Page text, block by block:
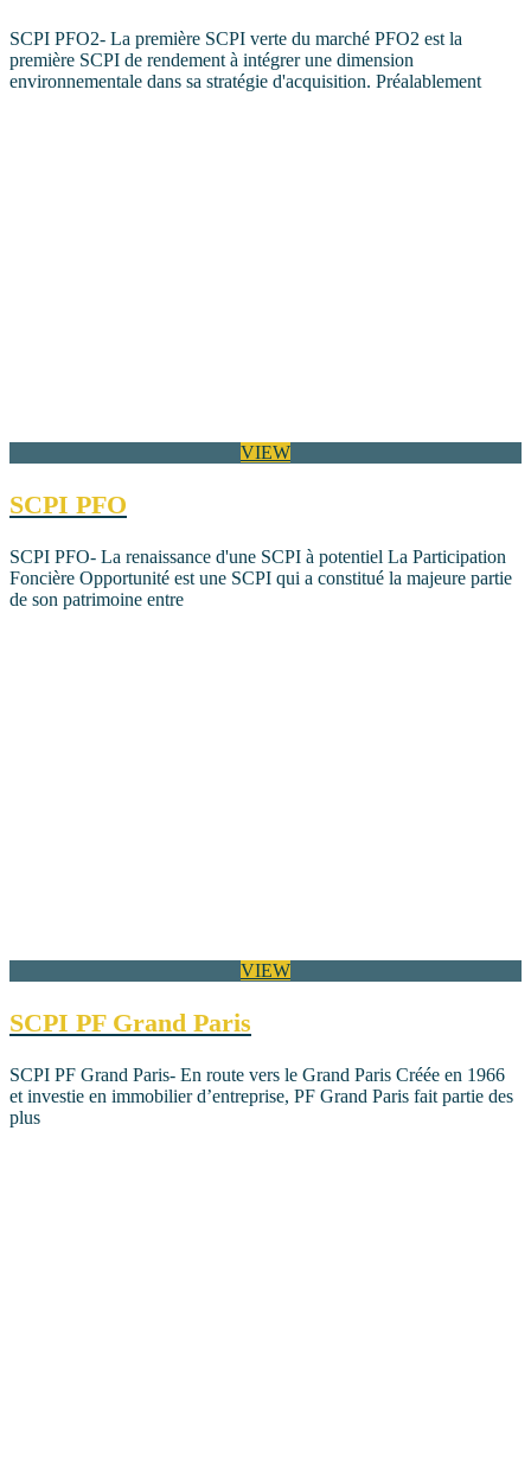
SCPI PFO2- La première SCPI verte du marché PFO2 est la
première SCPI de rendement à intégrer une dimension
environnementale dans sa stratégie d'acquisition. Préalablement
VIEW
SCPI PFO
SCPI PFO- La renaissance d'une SCPI à potentiel La Participation
Foncière Opportunité est une SCPI qui a constitué la majeure partie
de son patrimoine entre
VIEW
SCPI PF Grand Paris
SCPI PF Grand Paris- En route vers le Grand Paris Créée en 1966
et investie en immobilier d’entreprise, PF Grand Paris fait partie des
plus